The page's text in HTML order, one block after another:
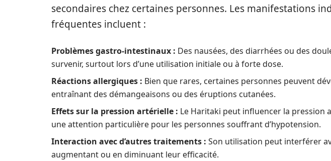
secondaires chez certaines personnes. Les manifestations
fréquentes incluent :
Problèmes gastro-intestinaux : Des nausées, des diarrhées ou des
survenir, surtout lors d’une utilisation initiale ou à forte dose.
Réactions allergiques : Bien que rares, certaines personnes peuvent
entraînant des démangeaisons ou des éruptions cutanées.
Effets sur la pression artérielle : Le Haritaki peut influencer la pression
une attention particulière pour les personnes souffrant d’hypotension.
Interaction avec d’autres traitements : Son utilisation peut interférer
augmentant ou en diminuant leur efficacité.